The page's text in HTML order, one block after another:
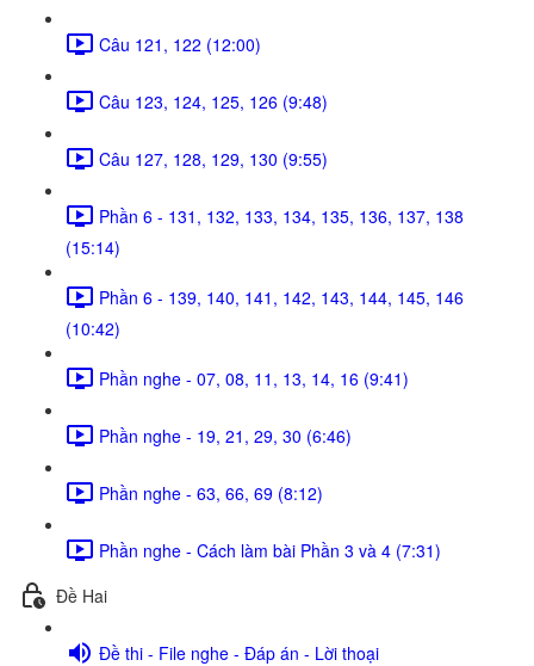
Câu 121, 122 (12:00)
Câu 123, 124, 125, 126 (9:48)
Câu 127, 128, 129, 130 (9:55)
Phần 6 - 131, 132, 133, 134, 135, 136, 137, 138
(15:14)
Phần 6 - 139, 140, 141, 142, 143, 144, 145, 146
(10:42)
Phần nghe - 07, 08, 11, 13, 14, 16 (9:41)
Phần nghe - 19, 21, 29, 30 (6:46)
Phần nghe - 63, 66, 69 (8:12)
Phần nghe - Cách làm bài Phần 3 và 4 (7:31)
Đề Hai
Đề thi - File nghe - Đáp án - Lời thoại